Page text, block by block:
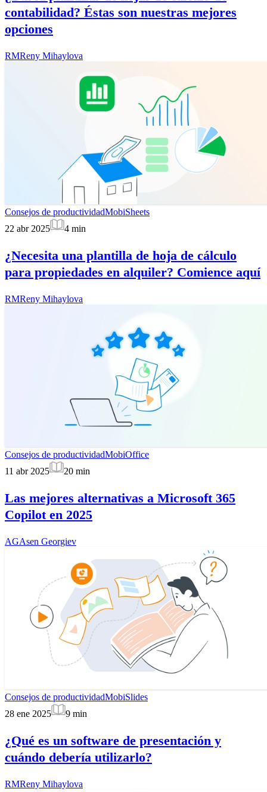
contabilidad? Éstas son nuestras mejores
opciones
RMReny Mihaylova
Consejos de productividadMobiSheets
22 abr 2025
4 min
¿Necesita una plantilla de hoja de cálculo
para propiedades en alquiler? Comience aquí
RMReny Mihaylova
Consejos de productividadMobiOffice
11 abr 2025
20 min
Las mejores alternativas a Microsoft 365
Copilot en 2025
AGAsen Georgiev
Consejos de productividadMobiSlides
28 ene 2025
9 min
¿Qué es un software de presentación y
cuándo debería utilizarlo?
RMReny Mihaylova